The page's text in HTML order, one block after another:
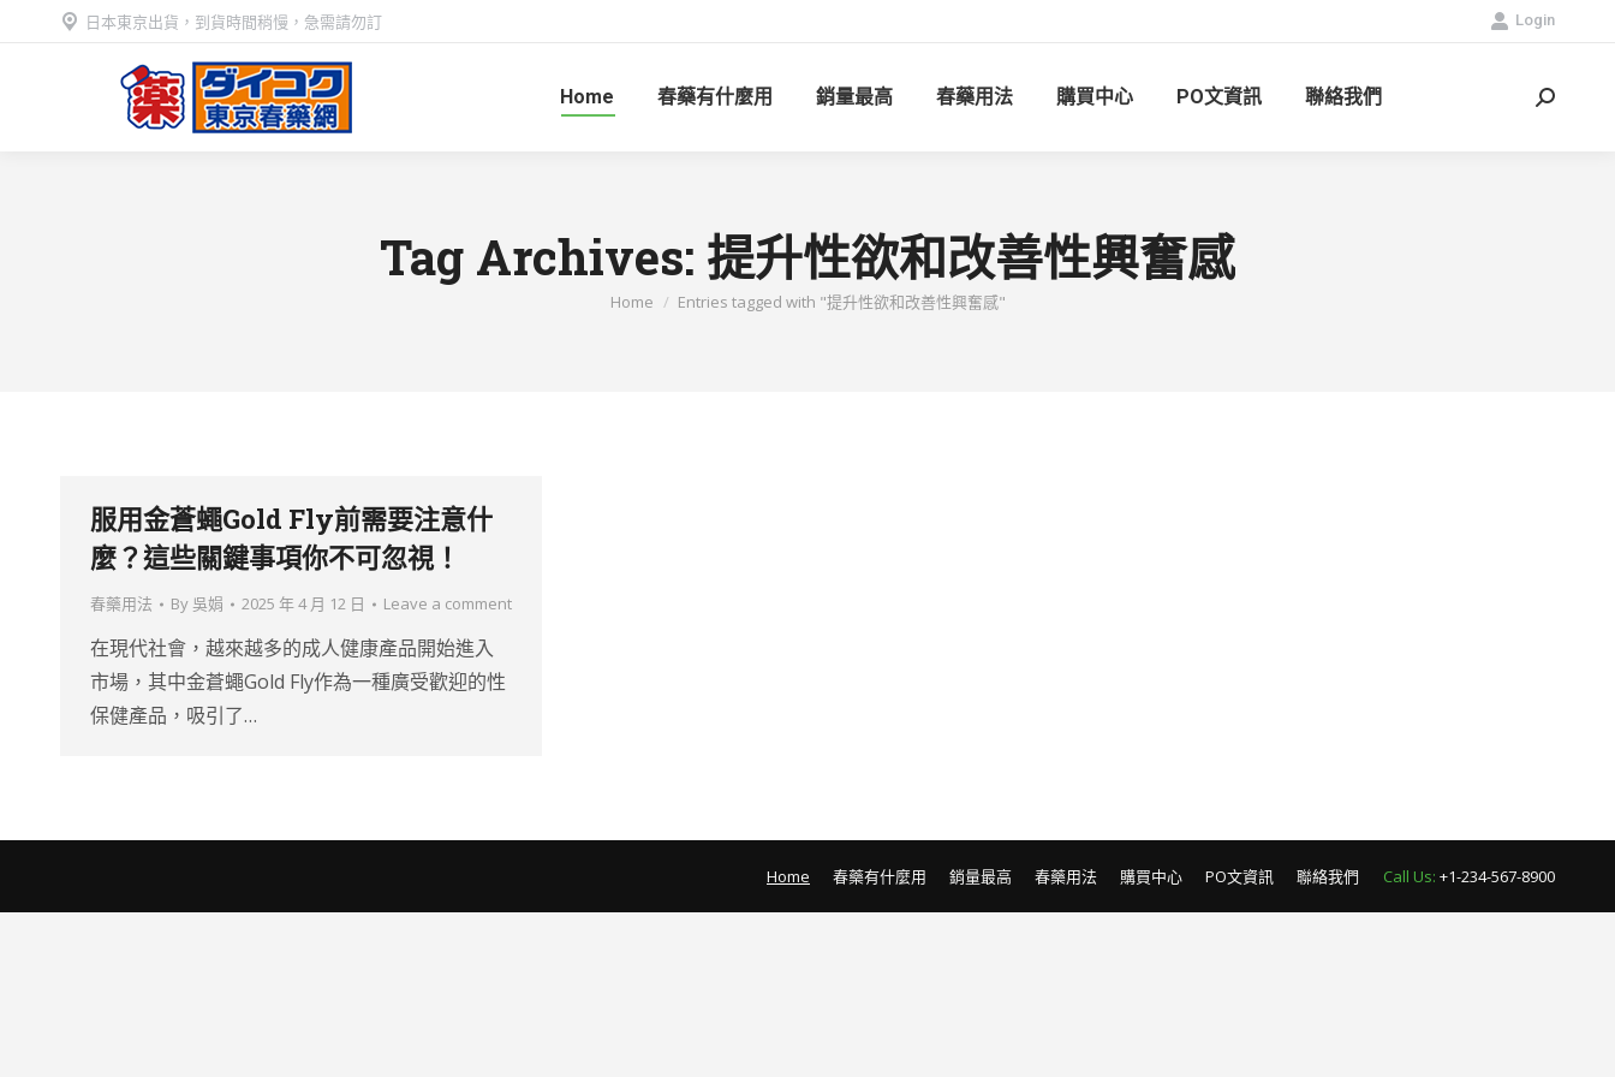
日本東京出貨，到貨時間稍慢，急需請勿訂 Login
Home 春藥有什麼用 銷量最高 春藥用法 購買中心 PO文資訊 聯絡我們 Search:
Tag Archives: 提升性欲和改善性興奮感
You are here:
Home Entries tagged with "提升性欲和改善性興奮感"
服用金蒼蠅Gold Fly前需要注意什
麼？這些關鍵事項你不可忽視！
春藥用法 By 吳娟 2025 年 4 月 12 日 Leave a comment
在現代社會，越來越多的成人健康產品開始進入
市場，其中金蒼蠅Gold Fly作為一種廣受歡迎的性
保健產品，吸引了…
Home 春藥有什麼用 銷量最高 春藥用法 購買中心 PO文資訊 聯絡我們 Call Us: +1-234-567-8900